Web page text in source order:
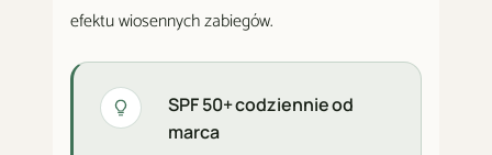
efektu wiosennych zabiegów.
SPF 50+ codziennie od
marca